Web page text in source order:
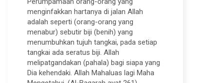
menginfakkan hartanya di jalan Allah
adalah seperti (orang-orang yang
menabur) sebutir biji (benih) yang
menumbuhkan tujuh tangkai, pada setiap
tangkai ada seratus biji. Allah
melipatgandakan (pahala) bagi siapa yang
Dia kehendaki. Allah Mahaluas lagi Maha